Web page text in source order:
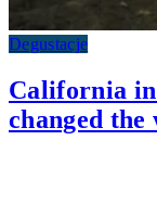
Degustacje
California in
changed